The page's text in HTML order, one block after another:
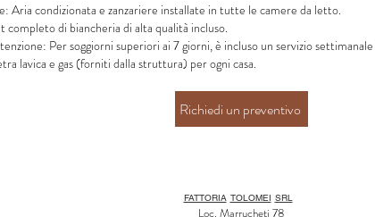
Aria condizionata e zanzariere installate in tutte le camere da letto.
completo di biancheria di alta qualità incluso.
Per soggiorni superiori ai 7 giorni, è incluso un servizio
lavica e gas (forniti dalla struttura) per ogni casa.
Richiedi un preventivo
FATTORIA TOLOMEI SRL
Loc. Marrucheti 78